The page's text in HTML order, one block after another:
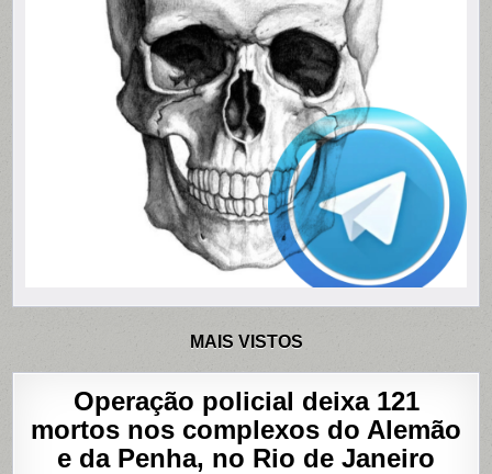
MAIS VISTOS
Operação policial deixa 121
mortos nos complexos do Alemão
e da Penha, no Rio de Janeiro